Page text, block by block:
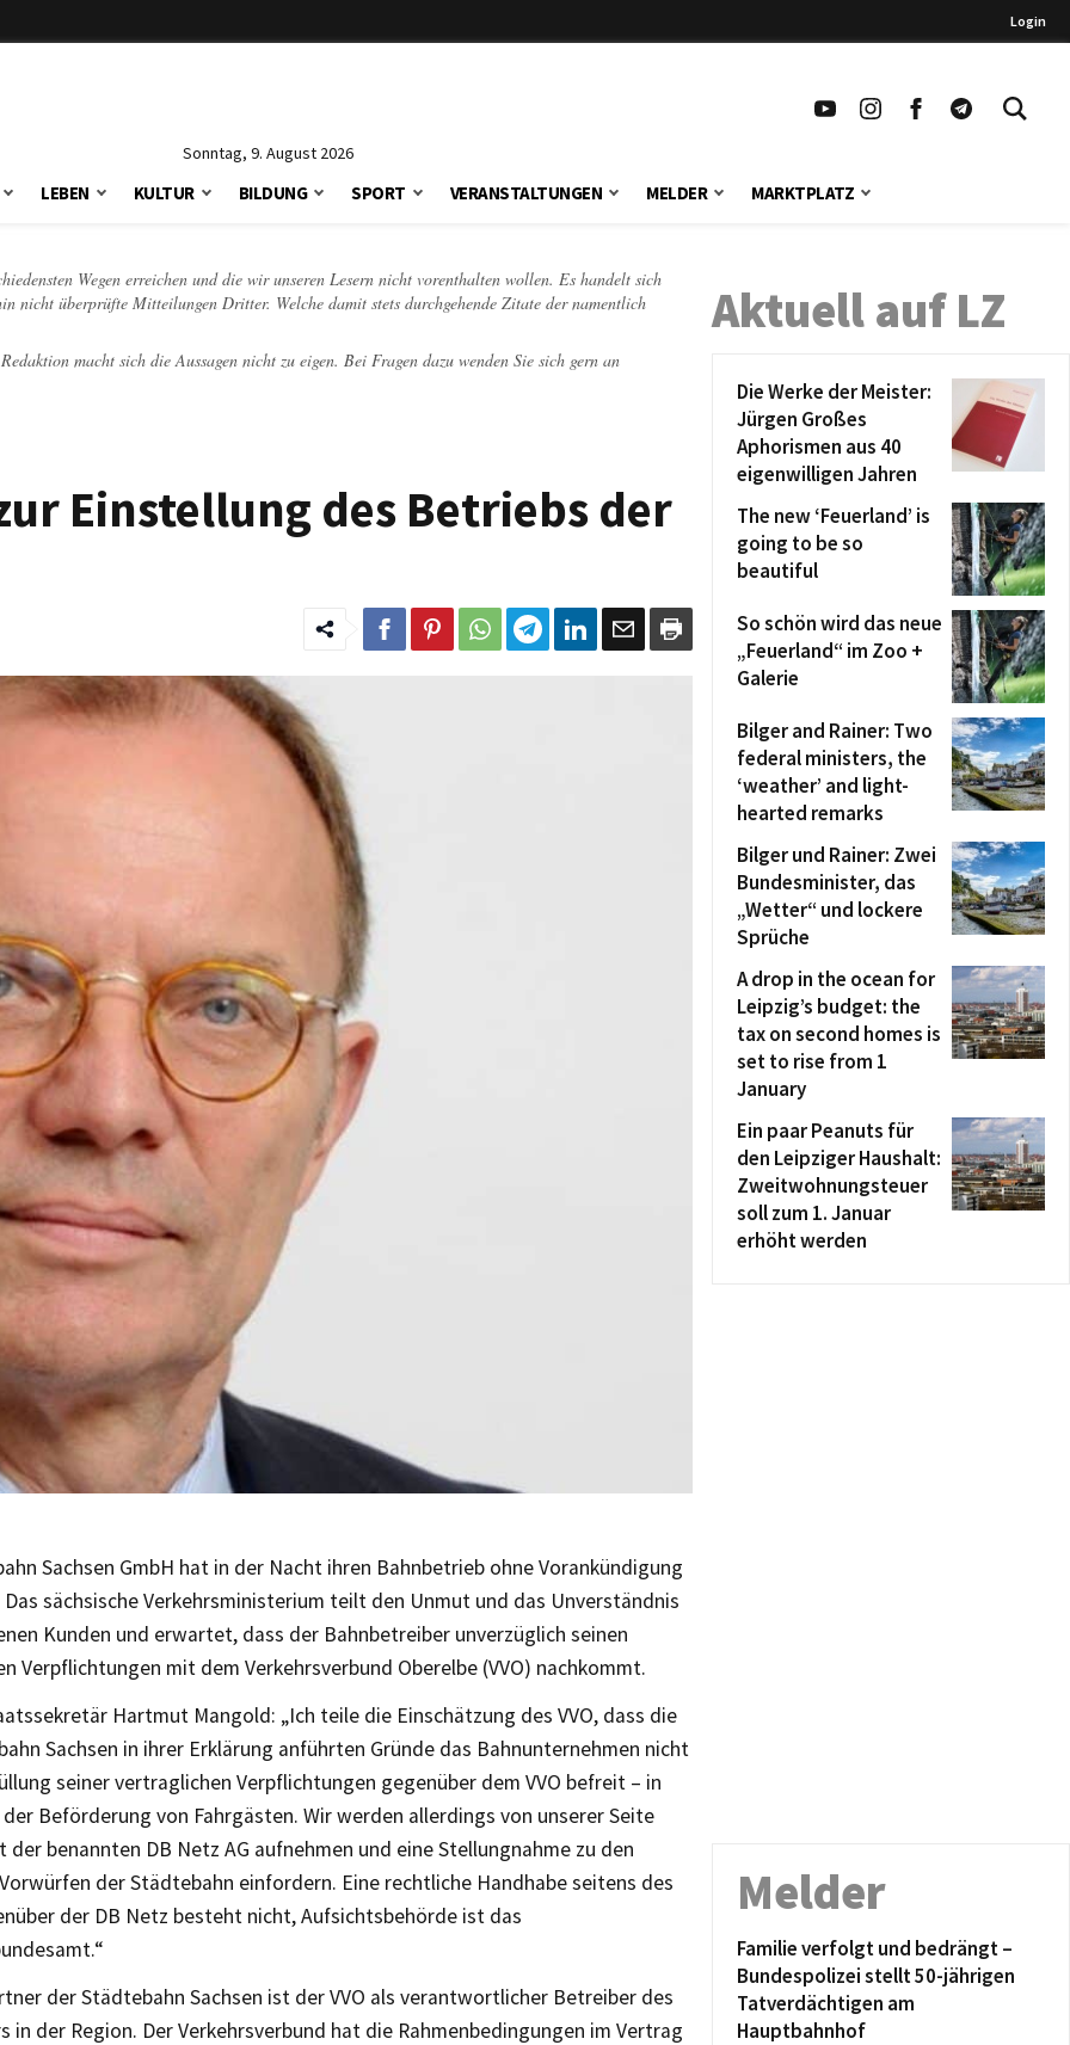
Login
Sonntag, 9. August 2026
LEBEN KULTUR BILDUNG SPORT VERANSTALTUNGEN MELDER MARKTPLATZ
Wegen erreichen und die wir unseren Lesern nicht vorenthalten wollen. Es handelt sich
nicht überprüfte Mitteilungen Dritter. Welche damit stets durchgehende Zitate der namentlich
macht sich die Aussagen nicht zu eigen. Bei Fragen dazu wenden Sie sich gern an
Einstellung des Betriebs der
Sachsen GmbH hat in der Nacht ihren Bahnbetrieb ohne Vorankündigung
sächsische Verkehrsministerium teilt den Unmut und das Unverständnis
Kunden und erwartet, dass der Bahnbetreiber unverzüglich seinen
Verpflichtungen mit dem Verkehrsverbund Oberelbe (VVO) nachkommt.
Hartmut Mangold: „Ich teile die Einschätzung des VVO, dass die
Sachsen in ihrer Erklärung anführten Gründe das Bahnunternehmen nicht
seiner vertraglichen Verpflichtungen gegenüber dem VVO befreit – in
der Beförderung von Fahrgästen. Wir werden allerdings von unserer Seite
benannten DB Netz AG aufnehmen und eine Stellungnahme zu den
der Städtebahn einfordern. Eine rechtliche Handhabe seitens des
der DB Netz besteht nicht, Aufsichtsbehörde ist das
der Städtebahn Sachsen ist der VVO als verantwortlicher Betreiber des
in der Region. Der Verkehrsverbund hat die Rahmenbedingungen im Vertrag
Aktuell auf LZ
Die Werke der Meister:
Jürgen Großes
Aphorismen aus 40
eigenwilligen Jahren
The new ‘Feuerland’ is
going to be so
beautiful
So schön wird das neue
„Feuerland“ im Zoo +
Galerie
Bilger and Rainer: Two
federal ministers, the
‘weather’ and light-
hearted remarks
Bilger und Rainer: Zwei
Bundesminister, das
„Wetter“ und lockere
Sprüche
A drop in the ocean for
Leipzig’s budget: the
tax on second homes is
set to rise from 1
January
Ein paar Peanuts für
den Leipziger Haushalt:
Zweitwohnungsteuer
soll zum 1. Januar
erhöht werden
Melder
Familie verfolgt und bedrängt –
Bundespolizei stellt 50-jährigen
Tatverdächtigen am
Hauptbahnhof